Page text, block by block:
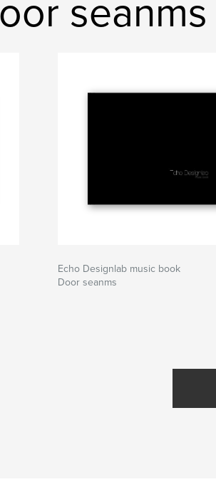
seanms
Echo Designlab music book
Door seanms